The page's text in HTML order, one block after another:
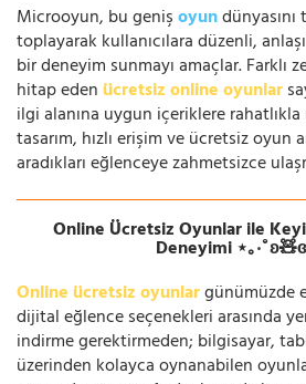
Microoyun, bu genişoyun
toplayarak kullanıcılara düzenli,
bir deneyim sunmayı amaçlar. Farklı
hitap eden ücretsiz online oyunlar
ilgi alanına uygun içeriklere
tasarım, hızlı erişim ve ücretsiz oyun
aradıkları eğlenceye zahmetsizce
Online Ücretsiz Oyunlar ile
Deneyimi ⋆｡
Online ücretsiz oyunlargünümüzde
dijital eğlence seçenekleri arasında
indirme gerektirmeden; bilgisayar,
üzerinden kolayca oynanabilen